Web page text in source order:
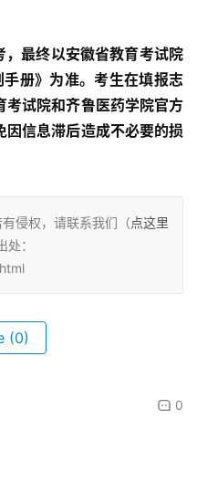
，最终以安徽省教育考试院
册》为准。考生在填报志
考试院和齐鲁医药学院官方
因信息滞后造成不必要的损
侵权，请联系我们（点这里
：
(0)
0